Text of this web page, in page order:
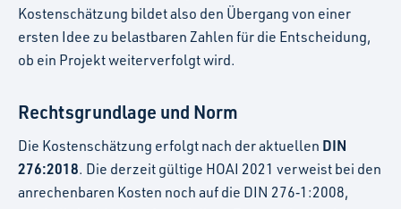
Kostenschätzung bildet also den Übergang von einer
ersten Idee zu belastbaren Zahlen für die Entscheidung,
ob ein Projekt weiterverfolgt wird.
Rechtsgrundlage und Norm
Die Kostenschätzung erfolgt nach der aktuellen DIN
276:2018. Die derzeit gültige HOAI 2021 verweist bei den
anrechenbaren Kosten noch auf die DIN 276‑1:2008,